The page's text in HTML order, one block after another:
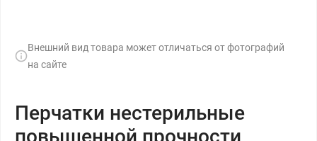
Внешний вид товара может отличаться от фотографий
на сайте
Перчатки нестерильные